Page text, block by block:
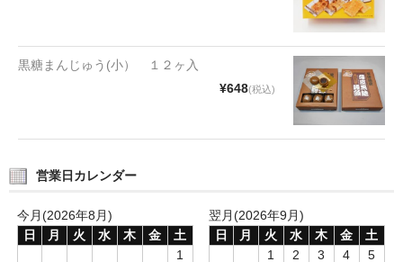
黒糖まんじゅう(小） １２ヶ入
¥648(税込)
営業日カレンダー
今月(2026年8月)
日
月 火 水 木 金
土
1
翌月(2026年9月)
日
月 火 水 木 金
土
1
2 3 4
5